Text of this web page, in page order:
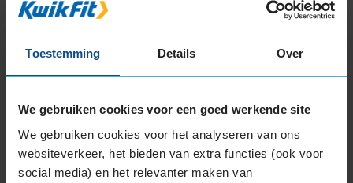
Toestemming Details Over
We gebruiken cookies voor een goed werkende site
We gebruiken cookies voor het analyseren van ons
websiteverkeer, het bieden van extra functies (ook voor
social media) en het relevanter maken van
235/55R18 104H EXTRALOAD
235/55R18 104V EXTRALOAD
235/60R18 107H EXTRALOAD
245/40R18 97V EXTRALOAD
255/40R18 99V EXTRALOAD
255/45R18 103V EXTRALOAD
255/55R18 109H EXTRALOAD
255/55R18 109V EXTRALOAD